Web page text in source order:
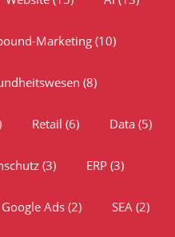
Marketing (10)
(8)
Retail (6) Data (5)
(3) ERP (3)
Google Ads (2) SEA (2)